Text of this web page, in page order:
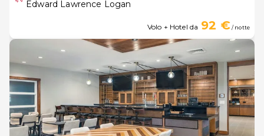
Edward Lawrence Logan
Volo + Hotel da 92 €/ notte